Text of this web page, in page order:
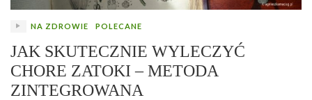
NA ZDROWIE POLECANE
JAK SKUTECZNIE WYLECZYĆ
CHORE ZATOKI – METODA
ZINTEGROWANA